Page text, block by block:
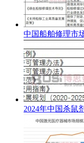
中国船舶修理市
2024年中国杀鼠